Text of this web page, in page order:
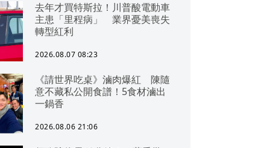
去年才買特斯拉！川普酸電動車
主患「里程病」 業界憂美喪失
轉型紅利
2026.08.07 08:23
《請世界吃桌》滷肉爆紅 陳隨
意不藏私公開食譜！5食材滷出
一鍋香
2026.08.06 21:06